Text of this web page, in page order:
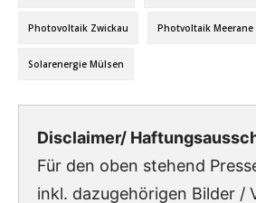
Photovoltaik Zwickau Photvoltaik Meerane
Solarenergie Mülsen
Disclaimer/
Für den oben stehend
inkl. dazugehörigen Bilder /